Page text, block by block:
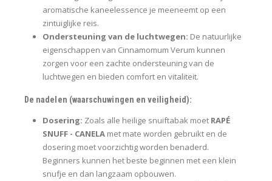
aromatische kaneelessence je meeneemt op een
zintuiglijke reis.
Ondersteuning van de luchtwegen: De natuurlijke
eigenschappen van Cinnamomum Verum kunnen
zorgen voor een zachte ondersteuning van de
luchtwegen en bieden comfort en vitaliteit.
De nadelen (waarschuwingen en veiligheid):
Dosering: Zoals alle heilige snuiftabak moet RAPÉ
SNUFF - CANELAmet mate worden gebruikt en de
dosering moet voorzichtig worden benaderd.
Beginners kunnen het beste beginnen met een klein
snufje en dan langzaam opbouwen.